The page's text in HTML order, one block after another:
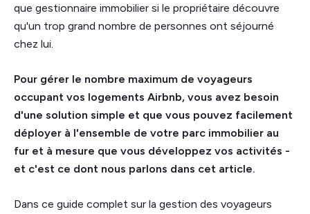
que gestionnaire immobilier si le propriétaire découvre
qu'un trop grand nombre de personnes ont séjourné
chez lui.
Pour gérer le nombre maximum de voyageurs
occupant vos logements Airbnb, vous avez besoin
d'une solution simple et que vous pouvez facilement
déployer à l'ensemble de votre parc immobilier au
fur et à mesure que vous développez vos activités -
et c'est ce dont nous parlons dans cet article.
Dans ce guide complet sur la gestion des voyageurs